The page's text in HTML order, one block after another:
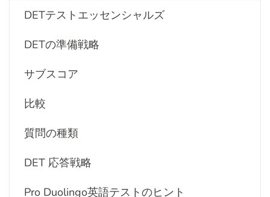
DETテストエッセンシャルズ
DETの準備戦略
サブスコア
比較
質問の種類
DET 応答戦略
Pro Duolingo英語テストのヒント